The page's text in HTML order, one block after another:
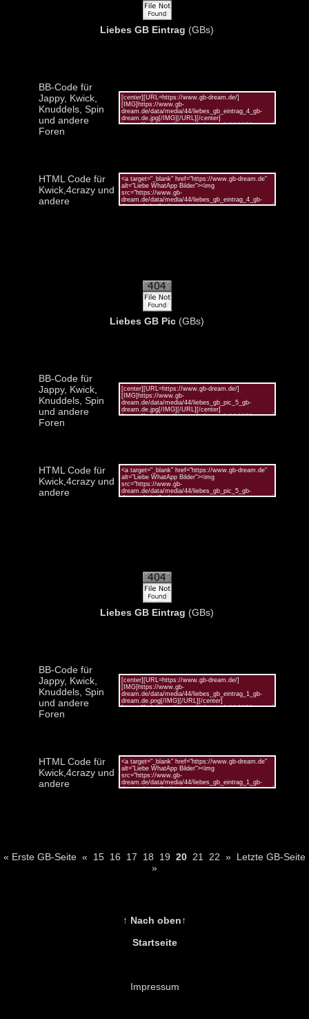
Liebes GB Eintrag (GBs)
BB-Code für
Jappy, Kwick,
Knuddels, Spin
und andere
Foren
HTML Code für
Kwick,4crazy und
andere
Liebes GB Pic (GBs)
BB-Code für
Jappy, Kwick,
Knuddels, Spin
und andere
Foren
HTML Code für
Kwick,4crazy und
andere
Liebes GB Eintrag (GBs)
BB-Code für
Jappy, Kwick,
Knuddels, Spin
und andere
Foren
HTML Code für
Kwick,4crazy und
andere
« Erste GB-Seite « 15 16 17 18 19 20 21 22 » Letzte GB-Seite
»
↑ Nach oben↑
Startseite
Impressum